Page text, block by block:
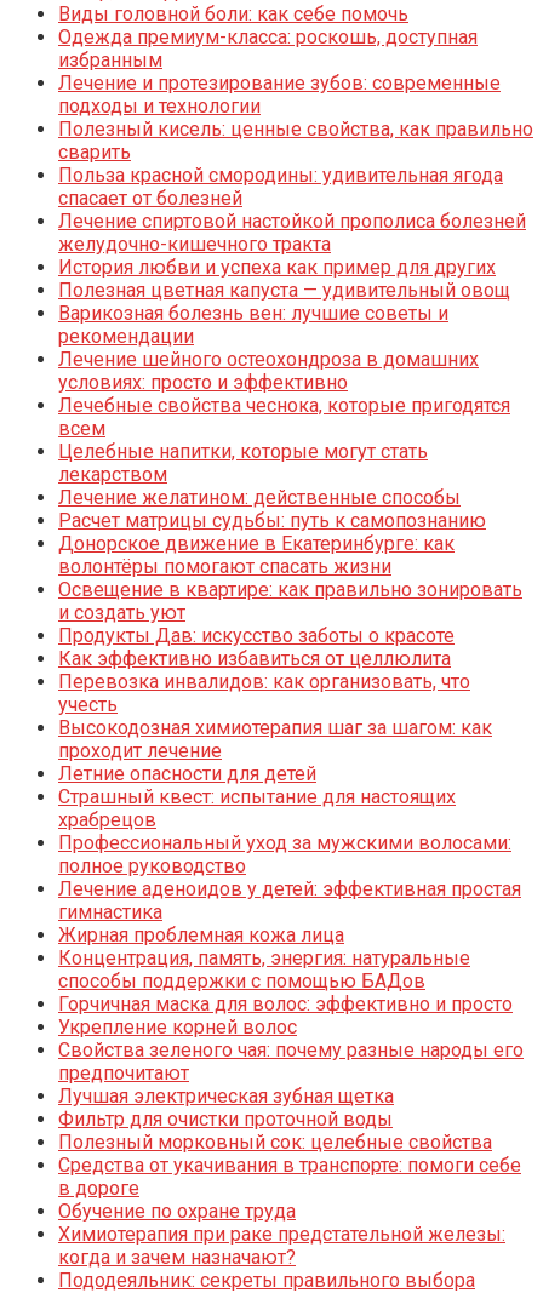
Виды головной боли: как себе помочь
Одежда премиум-класса: роскошь, доступная
избранным
Лечение и протезирование зубов: современные
подходы и технологии
Полезный кисель: ценные свойства, как правильно
сварить
Польза красной смородины: удивительная ягода
спасает от болезней
Лечение спиртовой настойкой прополиса болезней
желудочно-кишечного тракта
История любви и успеха как пример для других
Полезная цветная капуста — удивительный овощ
Варикозная болезнь вен: лучшие советы и
рекомендации
Лечение шейного остеохондроза в домашних
условиях: просто и эффективно
Лечебные свойства чеснока, которые пригодятся
всем
Целебные напитки, которые могут стать
лекарством
Лечение желатином: действенные способы
Расчет матрицы судьбы: путь к самопознанию
Донорское движение в Екатеринбурге: как
волонтёры помогают спасать жизни
Освещение в квартире: как правильно зонировать
и создать уют
Продукты Дав: искусство заботы о красоте
Как эффективно избавиться от целлюлита
Перевозка инвалидов: как организовать, что
учесть
Высокодозная химиотерапия шаг за шагом: как
проходит лечение
Летние опасности для детей
Страшный квест: испытание для настоящих
храбрецов
Профессиональный уход за мужскими волосами:
полное руководство
Лечение аденоидов у детей: эффективная простая
гимнастика
Жирная проблемная кожа лица
Концентрация, память, энергия: натуральные
способы поддержки с помощью БАДов
Горчичная маска для волос: эффективно и просто
Укрепление корней волос
Свойства зеленого чая: почему разные народы его
предпочитают
Лучшая электрическая зубная щетка
Фильтр для очистки проточной воды
Полезный морковный сок: целебные свойства
Средства от укачивания в транспорте: помоги себе
в дороге
Обучение по охране труда
Химиотерапия при раке предстательной железы:
когда и зачем назначают?
Пододеяльник: секреты правильного выбора